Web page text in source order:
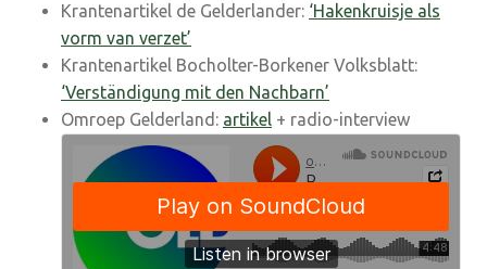
Krantenartikel de Gelderlander: ‘Hakenkruisje als
vorm van verzet’
Krantenartikel Bocholter-Borkener Volksblatt:
‘Verständigung mit den Nachbarn’
Omroep Gelderland: artikel + radio-interview